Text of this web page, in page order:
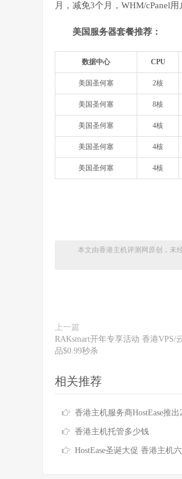
月，减免3个月，WHM/cPanel
美国服务器套餐推荐：
数据中心 CPU
美国圣何塞 2核
美国圣何塞 8核
美国圣何塞 4核
美国圣何塞 4核
美国圣何塞 4核
本文由香港主机评测网原创，未
上一篇
RAKsmart开年专享活动 香港VPS/
品$0.99秒杀
相关推荐
香港主机服务商HostEase推
香港主机托管多少钱
HostEase圣诞大促 香港主机六折优